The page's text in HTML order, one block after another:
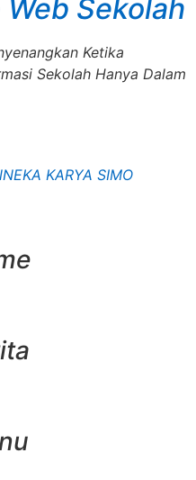
Sekolah
Ketika
Sekolah Hanya Dalam
KARYA SIMO